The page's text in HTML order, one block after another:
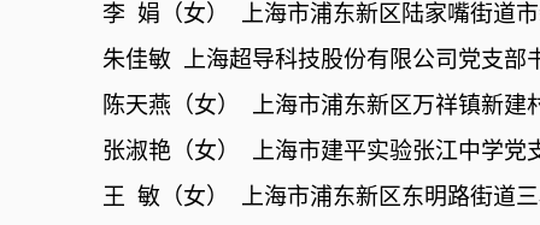
李 娟（女）
上海市浦东新区陆家嘴街道
朱佳敏
上海超导科技股份有限公司党支
陈天燕（女）
上海市浦东新区万祥镇新
张淑艳（女）
上海市建平实验张江中学党
王 敏（女）
上海市浦东新区东明路街道